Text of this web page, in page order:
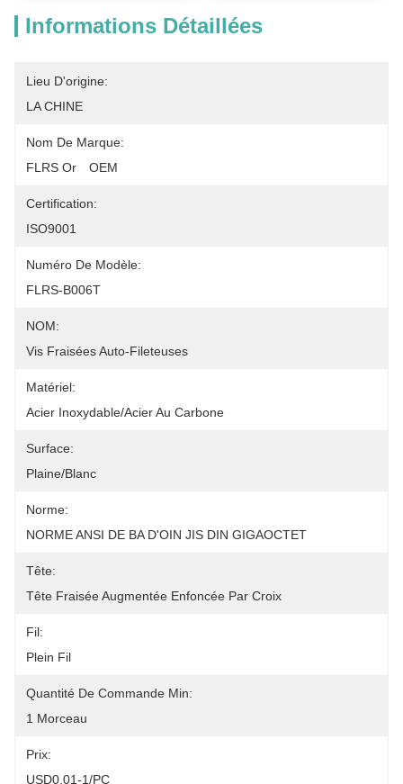
Informations Détaillées
Lieu D'origine:
LA CHINE
Nom De Marque:
FLRS Or　OEM
Certification:
ISO9001
Numéro De Modèle:
FLRS-B006T
NOM:
Vis Fraisées Auto-Fileteuses
Matériel:
Acier Inoxydable/acier Au Carbone
Surface:
Plaine/blanc
Norme:
NORME ANSI DE BA D'OIN JIS DIN GIGAOCTET
Tête:
Tête Fraisée Augmentée Enfoncée Par Croix
Fil:
Plein Fil
Quantité De Commande Min:
1 Morceau
Prix:
USD0.01-1/PC